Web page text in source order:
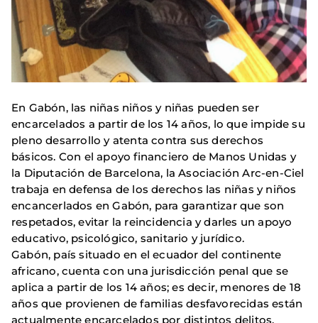
En Gabón, las niñas niños y niñas pueden ser
encarcelados a partir de los 14 años, lo que impide su
pleno desarrollo y atenta contra sus derechos
básicos. Con el apoyo financiero de Manos Unidas y
la Diputación de Barcelona, la Asociación Arc-en-Ciel
trabaja en defensa de los derechos las niñas y niños
encancerlados en Gabón, para garantizar que son
respetados, evitar la reincidencia y darles un apoyo
educativo, psicológico, sanitario y jurídico.
Gabón, país situado en el ecuador del continente
africano, cuenta con una jurisdicción penal que se
aplica a partir de los 14 años; es decir, menores de 18
años que provienen de familias desfavorecidas están
actualmente encarcelados por distintos delitos.